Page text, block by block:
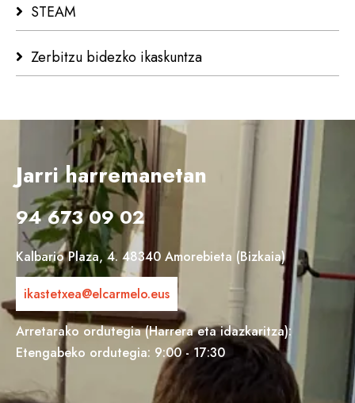
STEAM
Zerbitzu bidezko ikaskuntza
Jarri harremanetan
94 673 09 02
Kalbario Plaza, 4. 48340 Amorebieta (Bizkaia)
ikastetxea@elcarmelo.eus
Arretarako ordutegia (Harrera eta idazkaritza):
Etengabeko ordutegia: 9:00 - 17:30